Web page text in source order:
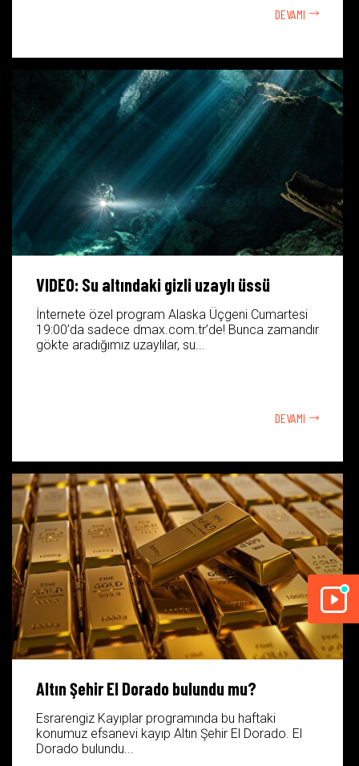
DEVAMI
VIDEO: Su altındaki gizli uzaylı üssü
İnternete özel program Alaska Üçgeni Cumartesi
19:00’da sadece dmax.com.tr’de! Bunca zamandır
gökte aradığımız uzaylılar, su...
DEVAMI
Altın Şehir El Dorado bulundu mu?
Esrarengiz Kayıplar programında bu haftaki
konumuz efsanevi kayıp Altın Şehir El Dorado. El
Dorado bulundu...